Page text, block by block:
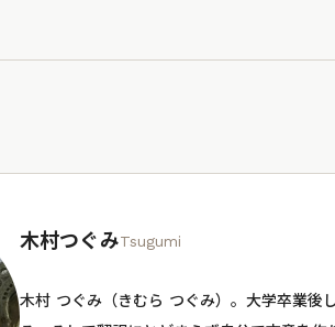
木村つぐみTsugumi
木村 つぐみ（きむら つぐみ）。大学卒業後